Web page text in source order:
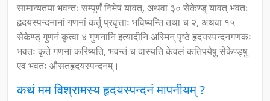
सामान्यतया भवन्तः सम्पूर्णं निमेषं यावत्, अथवा ३० सेकेण्ड् यावत् भवतः
हृदयस्पन्दनानां गणनां कर्तुं प्रवृत्ताः भविष्यन्ति तथा च २, अथवा १५
सेकेण्ड् गुणनं कृत्वा ४ गुणनानि इत्यादीनि अस्मिन् पृष्ठे हृदयस्पन्दनगणकः
भवतः कृते गणनां करिष्यति, भवन्तं च दास्यति केवलं कतिपयेषु सेकेण्ड्षु
एव भवतः औसतहृदयस्पन्दनम्।
कथं मम विश्रामस्य हृदयस्पन्दनं मापनीयम् ?